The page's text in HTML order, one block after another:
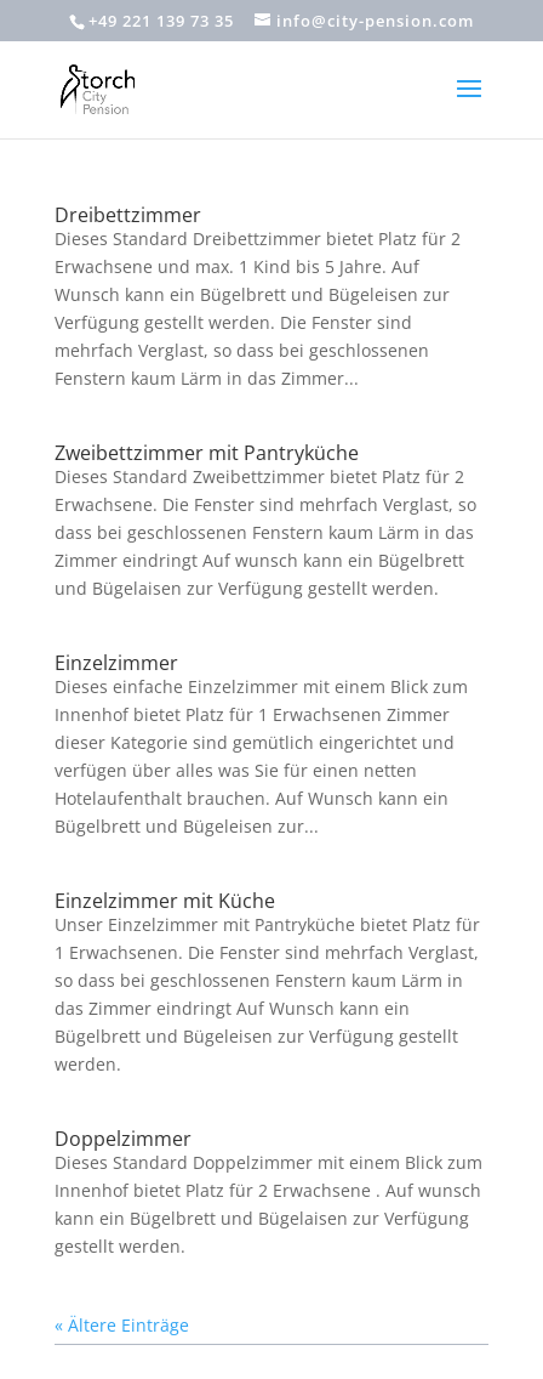
+49 221 139 73 35 info@city-pension.com
Dreibettzimmer
Dieses Standard Dreibettzimmer bietet Platz für 2
Erwachsene und max. 1 Kind bis 5 Jahre. Auf
Wunsch kann ein Bügelbrett und Bügeleisen zur
Verfügung gestellt werden. Die Fenster sind
mehrfach Verglast, so dass bei geschlossenen
Fenstern kaum Lärm in das Zimmer...
Zweibettzimmer mit Pantryküche
Dieses Standard Zweibettzimmer bietet Platz für 2
Erwachsene. Die Fenster sind mehrfach Verglast, so
dass bei geschlossenen Fenstern kaum Lärm in das
Zimmer eindringt Auf wunsch kann ein Bügelbrett
und Bügelaisen zur Verfügung gestellt werden.
Einzelzimmer
Dieses einfache Einzelzimmer mit einem Blick zum
Innenhof bietet Platz für 1 Erwachsenen Zimmer
dieser Kategorie sind gemütlich eingerichtet und
verfügen über alles was Sie für einen netten
Hotelaufenthalt brauchen. Auf Wunsch kann ein
Bügelbrett und Bügeleisen zur...
Einzelzimmer mit Küche
Unser Einzelzimmer mit Pantryküche bietet Platz für
1 Erwachsenen. Die Fenster sind mehrfach Verglast,
so dass bei geschlossenen Fenstern kaum Lärm in
das Zimmer eindringt Auf Wunsch kann ein
Bügelbrett und Bügeleisen zur Verfügung gestellt
werden.
Doppelzimmer
Dieses Standard Doppelzimmer mit einem Blick zum
Innenhof bietet Platz für 2 Erwachsene . Auf wunsch
kann ein Bügelbrett und Bügelaisen zur Verfügung
gestellt werden.
« Ältere Einträge